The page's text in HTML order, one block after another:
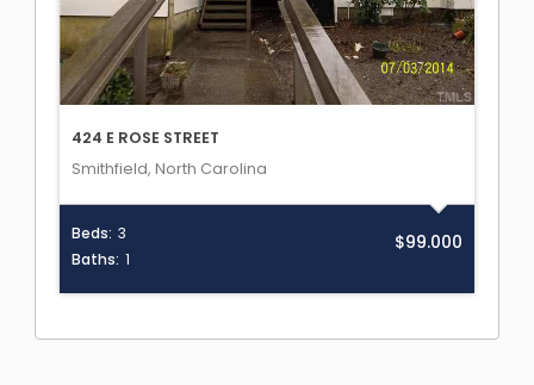
424 E ROSE STREET
Smithfield, North Carolina
Beds: 3
Baths: 1
$99.000